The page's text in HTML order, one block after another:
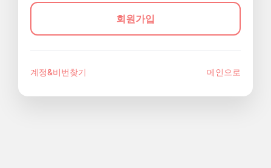
회원가입
계정&비번찾기 메인으로